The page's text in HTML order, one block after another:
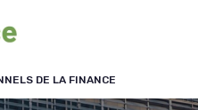
DE LA FINANCE